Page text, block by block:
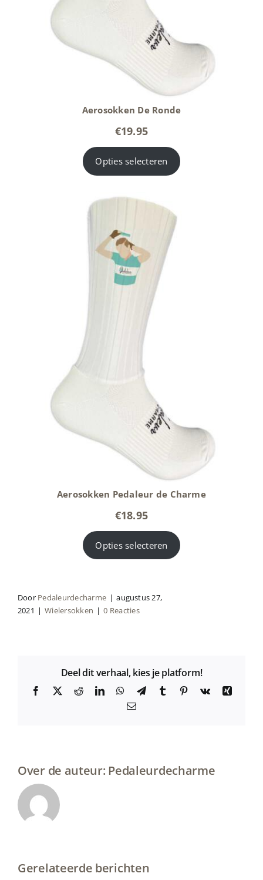
Aerosokken De Ronde
€19.95
Opties selecteren
Aerosokken Pedaleur de Charme
€18.95
Opties selecteren
Door Pedaleurdecharme | augustus 27,
2021 | Wielersokken | 0 Reacties
Deel dit verhaal, kies je platform!
Facebook
X RedditLinkedInWhatsApp
TelegramTumblr Pinterest
Vk
Xing
E-
Over de auteur: Pedaleurdecharme
Gerelateerde berichten